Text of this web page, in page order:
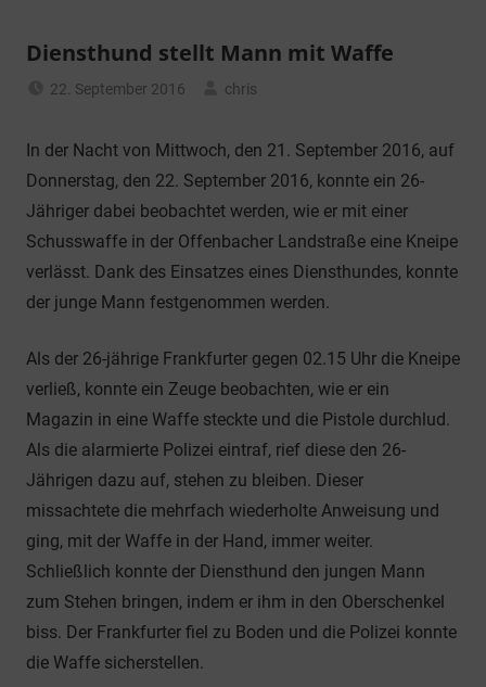
Diensthund stellt Mann mit Waffe
22. September 2016
chris
In der Nacht von Mittwoch, den 21. September 2016, auf
Donnerstag, den 22. September 2016, konnte ein 26-
Jähriger dabei beobachtet werden, wie er mit einer
Schusswaffe in der Offenbacher Landstraße eine Kneipe
verlässt. Dank des Einsatzes eines Diensthundes, konnte
der junge Mann festgenommen werden.
Als der 26-jährige Frankfurter gegen 02.15 Uhr die Kneipe
verließ, konnte ein Zeuge beobachten, wie er ein
Magazin in eine Waffe steckte und die Pistole durchlud.
Als die alarmierte Polizei eintraf, rief diese den 26-
Jährigen dazu auf, stehen zu bleiben. Dieser
missachtete die mehrfach wiederholte Anweisung und
ging, mit der Waffe in der Hand, immer weiter.
Schließlich konnte der Diensthund den jungen Mann
zum Stehen bringen, indem er ihm in den Oberschenkel
biss. Der Frankfurter fiel zu Boden und die Polizei konnte
die Waffe sicherstellen.